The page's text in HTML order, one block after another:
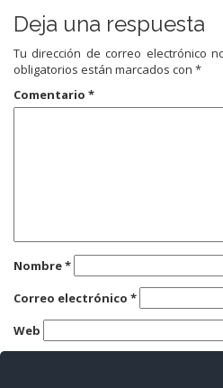
Deja una respuesta
Tu dirección de correo electrónico
obligatorios están marcados con *
Comentario *
Nombre*
Correo electrónico *
Web
Guarda mi nombre, correo